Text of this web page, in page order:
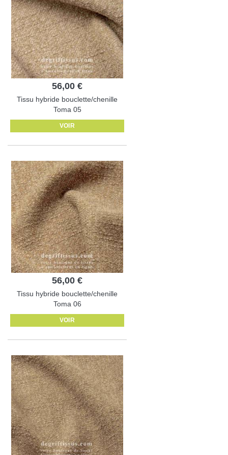
56,00 €
Tissu hybride bouclette/chenille
Toma 05
VOIR
56,00 €
Tissu hybride bouclette/chenille
Toma 06
VOIR